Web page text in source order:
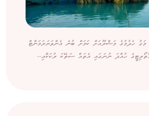
ހެދުމުގެ މަޝްރޫއަށް ކަމަށް ބުނެ އެންވަޔަރަމަންޓް
ހުއްދަ ނުނަގައި އެތައް ސަތޭކަ ރުކަކާއި...